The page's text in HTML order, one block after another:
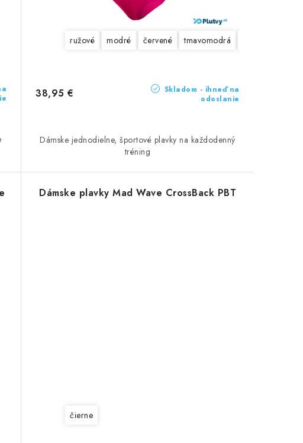
ružové modré červené tmavomodrá
Skladom - ihneď na
odoslanie
38,95 €
Dámske jednodielne, športové plavky na každodenný
tréning
Dámske plavky Mad Wave CrossBack PBT
čierne